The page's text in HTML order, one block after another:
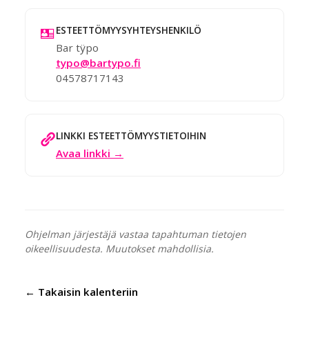
ESTEETTÖMYYSYHTEYSHENKILÖ
Bar tÿpo
typo@bartypo.fi
04578717143
LINKKI ESTEETTÖMYYSTIETOIHIN
Avaa linkki →
Ohjelman järjestäjä vastaa tapahtuman tietojen
oikeellisuudesta. Muutokset mahdollisia.
← Takaisin kalenteriin